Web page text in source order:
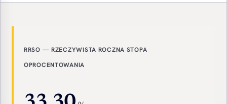
RRSO — RZECZYWISTA ROCZNA STOPA
OPROCENTOWANIA